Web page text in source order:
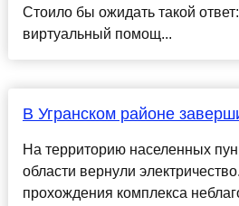
Стоило бы ожидать такой
виртуальный помощ...
В Угранском районе
На территорию населенных
области вернули
прохождения комплекса